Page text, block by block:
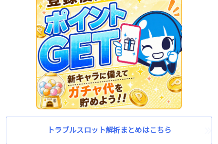
トラブルスロット解析まとめはこちら